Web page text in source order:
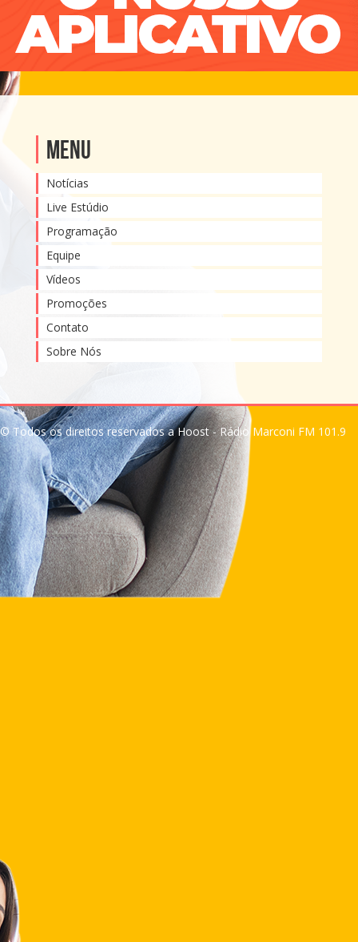
Menu
Notícias
Live Estúdio
Programação
Equipe
Vídeos
Promoções
Contato
Sobre Nós
© Todos os direitos reservados a Hoost - Rádio Marconi FM 101.9